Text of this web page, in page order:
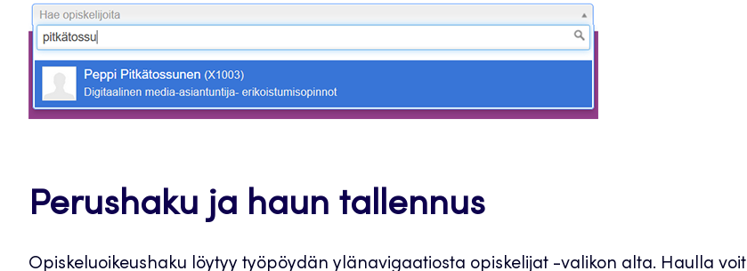
Perushaku ja haun tallennus
Opiskeluoikeushaku löytyy työpöydän ylänavigaatiosta opiskelijat -valikon alta. Haulla voit